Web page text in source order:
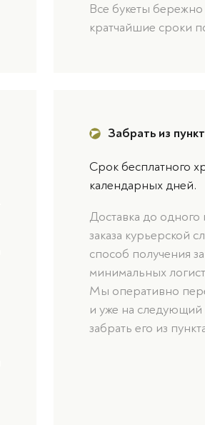
Все букеты
кратчайшие сроки
Забрать из
Срок бесплатного
календарных дней.
Доставка до
заказа курьерской
способ получения
минимальных
Мы оперативно
и уже на следующий
забрать его из